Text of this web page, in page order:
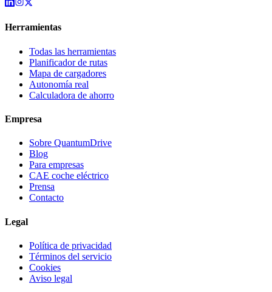
Herramientas
Todas las herramientas
Planificador de rutas
Mapa de cargadores
Autonomía real
Calculadora de ahorro
Empresa
Sobre QuantumDrive
Blog
Para empresas
CAE coche eléctrico
Prensa
Contacto
Legal
Política de privacidad
Términos del servicio
Cookies
Aviso legal